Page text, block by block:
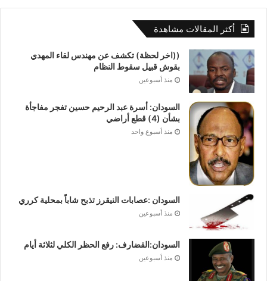
أكثر المقالات مشاهدة
((اخر لحظة) تكشف عن مهندس لقاء المهدي
بقوش قبيل سقوط النظام
منذ أسبوعين
السودان: أسرة عبد الرحيم حسين تفجر مفاجأة
بشأن (4) قطع أراضي
منذ أسبوع واحد
السودان :عصابات النيقرز تذبح شاباً بمحلية كرري
منذ أسبوعين
السودان:القضارف: رفع الحظر الكلي لثلاثة أيام
منذ أسبوعين